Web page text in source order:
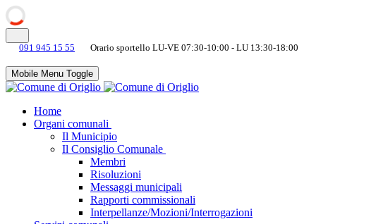
091 945 15 55 Orario sportello LU-VE 07:30-10:00 - LU 13:30-18:00
Mobile Menu Toggle
Home
Organi comunali
Il Municipio
Il Consiglio Comunale
Membri
Risoluzioni
Messaggi municipali
Rapporti commissionali
Interpellanze/Mozioni/Interrogazioni